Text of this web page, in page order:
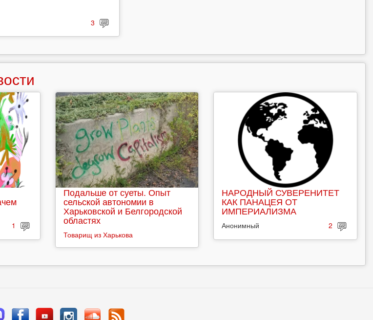
3
1
Подальше от суеты. Опыт
сельской автономии в
Харьковской и Белгородской
областях
Товарищ из Харькова
НАРОДНЫЙ СУВЕРЕНИТЕТ
КАК ПАНАЦЕЯ ОТ
ИМПЕРИАЛИЗМА
Анонимный 2